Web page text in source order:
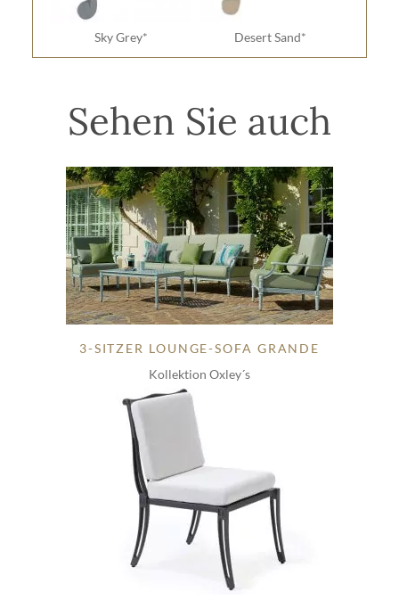
Sky Grey* Desert Sand*
Sehen Sie auch
3-SITZER LOUNGE-SOFA GRANDE
Kollektion Oxley´s